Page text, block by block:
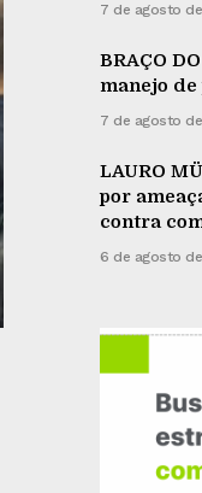
7 de agosto
BRAÇO
manejo
7 de agosto
LAURO
por
contra
6 de agosto